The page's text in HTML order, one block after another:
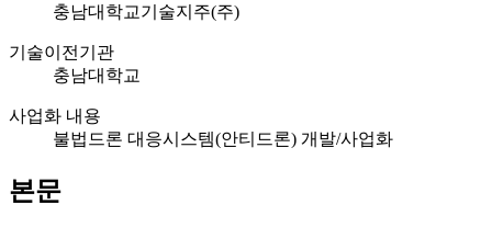
충남대학교기술지주(주)
기술이전기관
충남대학교
사업화 내용
불법드론 대응시스템(안티드론) 개발/사업화
본문